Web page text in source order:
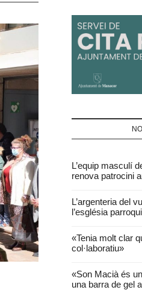
L’equip masculí
renova patrocini
L’argenteria del
l’església
«Tenia molt clar
col·laboratiu»
«Son Macià és
una barra de gel